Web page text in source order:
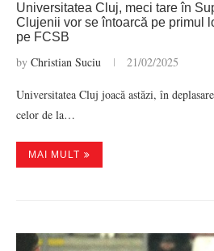
Universitatea Cluj, meci tare în
Clujenii vor se întoarcă pe primul
pe FCSB
by Christian Suciu 21/02/2025
Universitatea Cluj joacă astăzi, în
celor de la…
MAI MULT